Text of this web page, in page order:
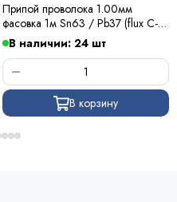
Припой проволока 1.00мм
фасовка 1м Sn63 / Pb37 (flux C-6)
ПОС 63 / Kewei
В наличии: 24 шт
В корзину